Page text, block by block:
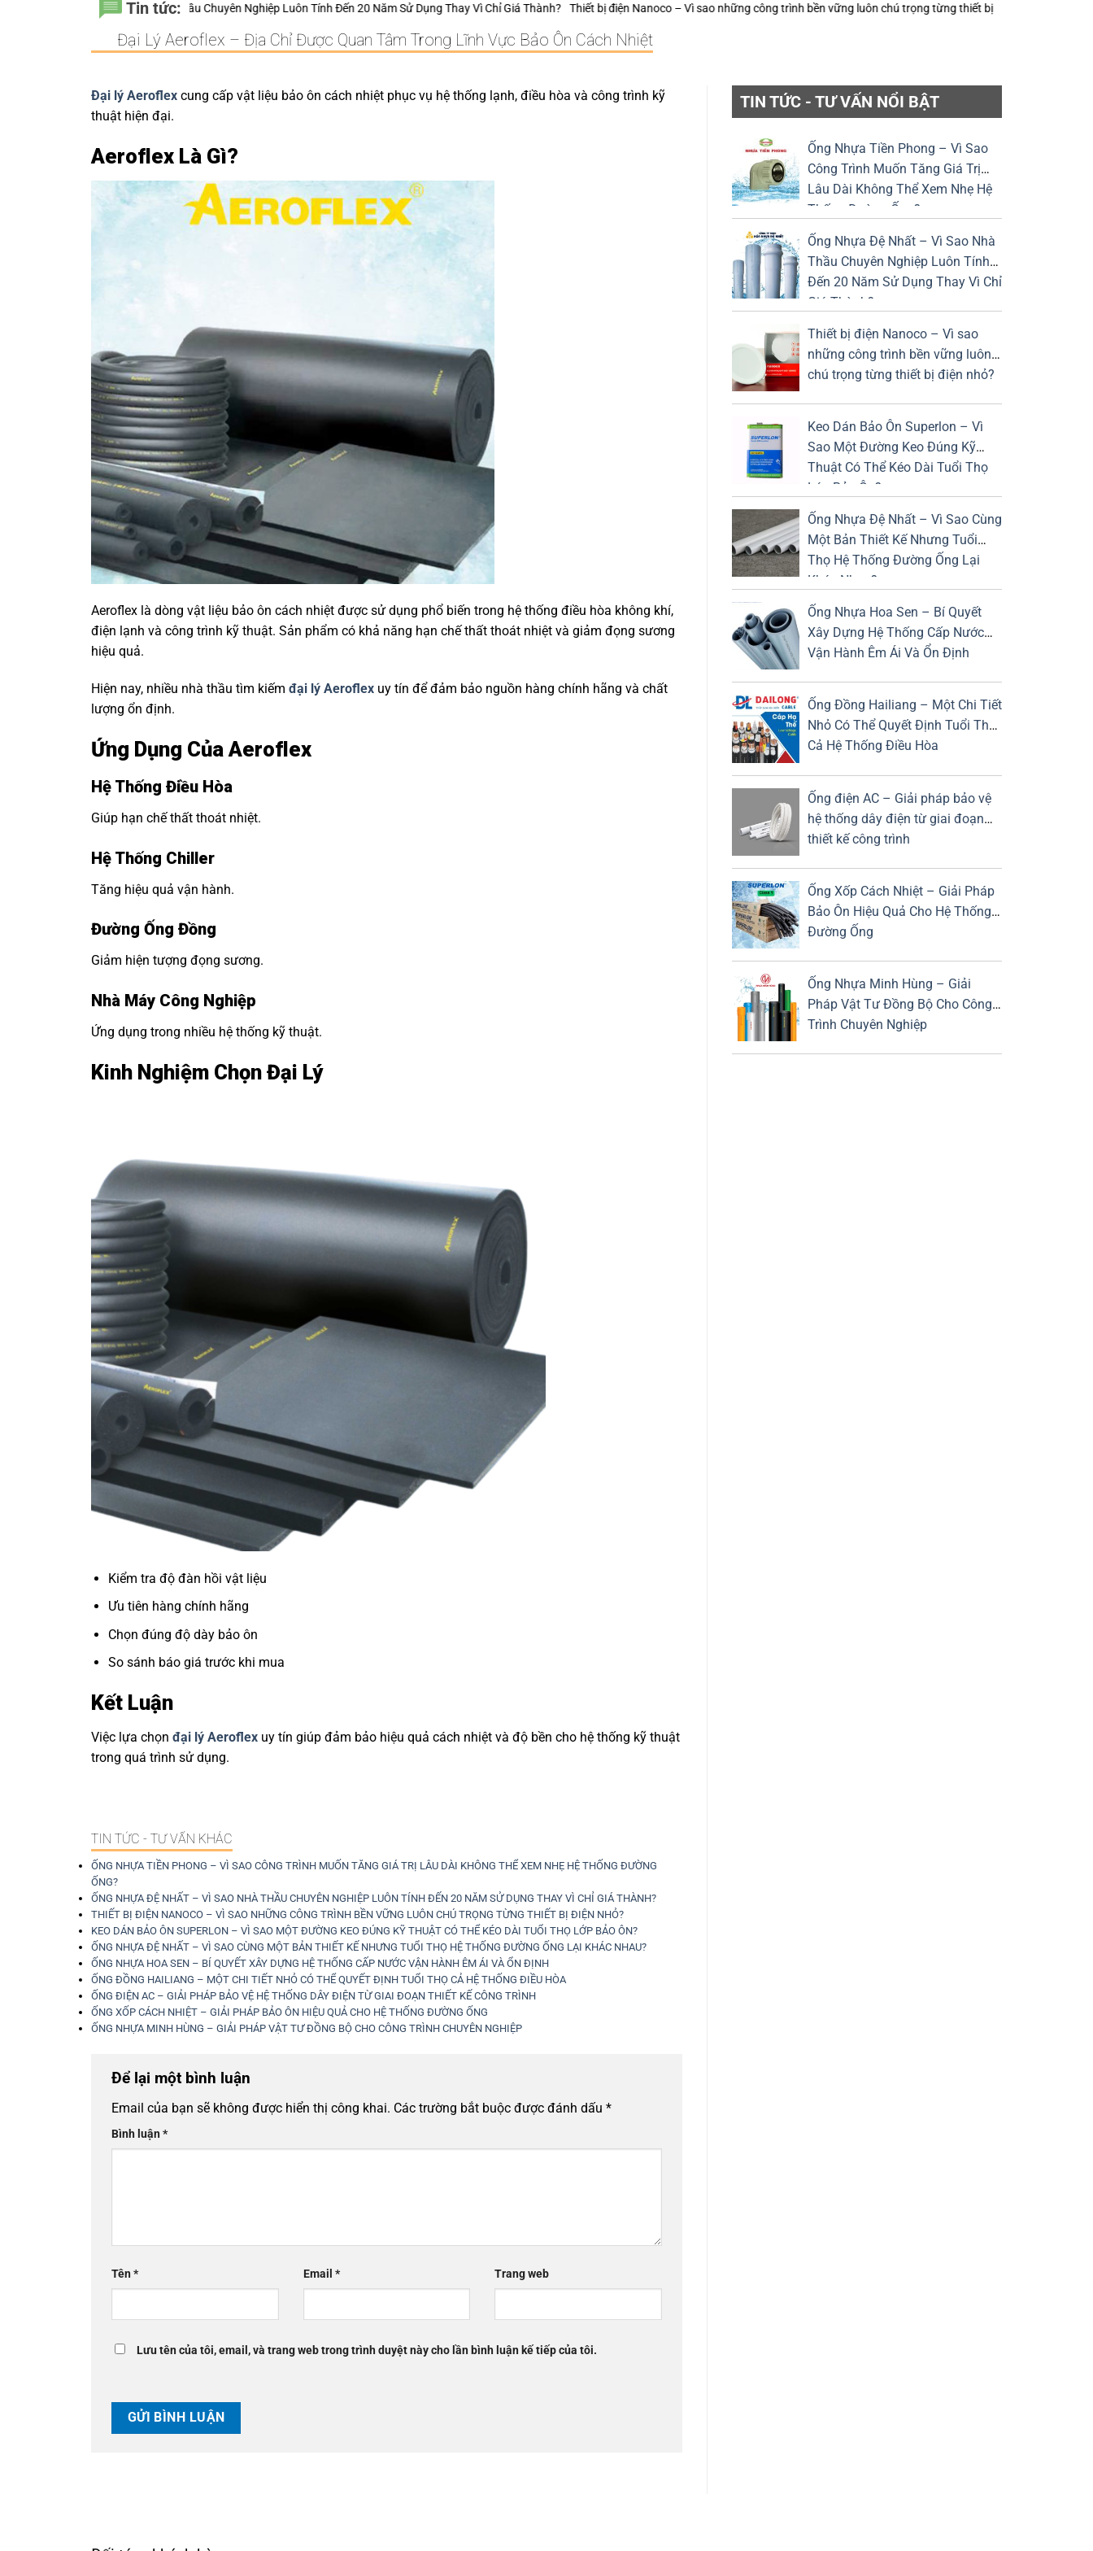
Tin tức:
Nhà Thầu Chuyên Nghiệp Luôn Tính Đến 20 Năm Sử Dụng Thay Vì Chỉ Giá Thành? Thiết bị điện Nanoco – Vì sao những công trình bền vững luôn chú trọng từng thiết bị điện nhỏ? Keo Dán Bảo Ôn Superlon – Vì Sao
Đại Lý Aeroflex – Địa Chỉ Được Quan Tâm Trong Lĩnh Vực Bảo Ôn Cách Nhiệt
Đại lý Aeroflex cung cấp vật liệu bảo ôn cách nhiệt phục vụ hệ thống lạnh, điều hòa và công trình kỹ
thuật hiện đại.
Aeroflex Là Gì?
Aeroflex là dòng vật liệu bảo ôn cách nhiệt được sử dụng phổ biến trong hệ thống điều hòa không khí,
điện lạnh và công trình kỹ thuật. Sản phẩm có khả năng hạn chế thất thoát nhiệt và giảm đọng sương
hiệu quả.
Hiện nay, nhiều nhà thầu tìm kiếm đại lý Aeroflex uy tín để đảm bảo nguồn hàng chính hãng và chất
lượng ổn định.
Ứng Dụng Của Aeroflex
Hệ Thống Điều Hòa
Giúp hạn chế thất thoát nhiệt.
Hệ Thống Chiller
Tăng hiệu quả vận hành.
Đường Ống Đồng
Giảm hiện tượng đọng sương.
Nhà Máy Công Nghiệp
Ứng dụng trong nhiều hệ thống kỹ thuật.
Kinh Nghiệm Chọn Đại Lý
Kiểm tra độ đàn hồi vật liệu
Ưu tiên hàng chính hãng
Chọn đúng độ dày bảo ôn
So sánh báo giá trước khi mua
Kết Luận
Việc lựa chọn đại lý Aeroflex uy tín giúp đảm bảo hiệu quả cách nhiệt và độ bền cho hệ thống kỹ thuật
trong quá trình sử dụng.
TIN TỨC - TƯ VẤN KHÁC
ỐNG NHỰA TIỀN PHONG – VÌ SAO CÔNG TRÌNH MUỐN TĂNG GIÁ TRỊ LÂU DÀI KHÔNG THỂ XEM NHẸ HỆ THỐNG ĐƯỜNG
ỐNG?
ỐNG NHỰA ĐỆ NHẤT – VÌ SAO NHÀ THẦU CHUYÊN NGHIỆP LUÔN TÍNH ĐẾN 20 NĂM SỬ DỤNG THAY VÌ CHỈ GIÁ THÀNH?
THIẾT BỊ ĐIỆN NANOCO – VÌ SAO NHỮNG CÔNG TRÌNH BỀN VỮNG LUÔN CHÚ TRỌNG TỪNG THIẾT BỊ ĐIỆN NHỎ?
KEO DÁN BẢO ÔN SUPERLON – VÌ SAO MỘT ĐƯỜNG KEO ĐÚNG KỸ THUẬT CÓ THỂ KÉO DÀI TUỔI THỌ LỚP BẢO ÔN?
ỐNG NHỰA ĐỆ NHẤT – VÌ SAO CÙNG MỘT BẢN THIẾT KẾ NHƯNG TUỔI THỌ HỆ THỐNG ĐƯỜNG ỐNG LẠI KHÁC NHAU?
ỐNG NHỰA HOA SEN – BÍ QUYẾT XÂY DỰNG HỆ THỐNG CẤP NƯỚC VẬN HÀNH ÊM ÁI VÀ ỔN ĐỊNH
ỐNG ĐỒNG HAILIANG – MỘT CHI TIẾT NHỎ CÓ THỂ QUYẾT ĐỊNH TUỔI THỌ CẢ HỆ THỐNG ĐIỀU HÒA
ỐNG ĐIỆN AC – GIẢI PHÁP BẢO VỆ HỆ THỐNG DÂY ĐIỆN TỪ GIAI ĐOẠN THIẾT KẾ CÔNG TRÌNH
ỐNG XỐP CÁCH NHIỆT – GIẢI PHÁP BẢO ÔN HIỆU QUẢ CHO HỆ THỐNG ĐƯỜNG ỐNG
ỐNG NHỰA MINH HÙNG – GIẢI PHÁP VẬT TƯ ĐỒNG BỘ CHO CÔNG TRÌNH CHUYÊN NGHIỆP
Để lại một bình luận
Email của bạn sẽ không được hiển thị công khai. Các trường bắt buộc được đánh dấu *
Bình luận *
Tên * Email * Trang web
Lưu tên của tôi, email, và trang web trong trình duyệt này cho lần bình luận kế tiếp của tôi.
TIN TỨC - TƯ VẤN NỔI BẬT
Ống Nhựa Tiền Phong – Vì Sao
Công Trình Muốn Tăng Giá Trị
Lâu Dài Không Thể Xem Nhẹ Hệ
Thống Đường Ống?
Ống Nhựa Đệ Nhất – Vì Sao Nhà
Thầu Chuyên Nghiệp Luôn Tính
Đến 20 Năm Sử Dụng Thay Vì Chỉ
Giá Thành?
Thiết bị điện Nanoco – Vì sao
những công trình bền vững luôn
chú trọng từng thiết bị điện nhỏ?
Keo Dán Bảo Ôn Superlon – Vì
Sao Một Đường Keo Đúng Kỹ
Thuật Có Thể Kéo Dài Tuổi Thọ
Lớp Bảo Ôn?
Ống Nhựa Đệ Nhất – Vì Sao Cùng
Một Bản Thiết Kế Nhưng Tuổi
Thọ Hệ Thống Đường Ống Lại
Khác Nhau?
Ống Nhựa Hoa Sen – Bí Quyết
Xây Dựng Hệ Thống Cấp Nước
Vận Hành Êm Ái Và Ổn Định
Ống Đồng Hailiang – Một Chi Tiết
Nhỏ Có Thể Quyết Định Tuổi Thọ
Cả Hệ Thống Điều Hòa
Ống điện AC – Giải pháp bảo vệ
hệ thống dây điện từ giai đoạn
thiết kế công trình
Ống Xốp Cách Nhiệt – Giải Pháp
Bảo Ôn Hiệu Quả Cho Hệ Thống
Đường Ống
Ống Nhựa Minh Hùng – Giải
Pháp Vật Tư Đồng Bộ Cho Công
Trình Chuyên Nghiệp